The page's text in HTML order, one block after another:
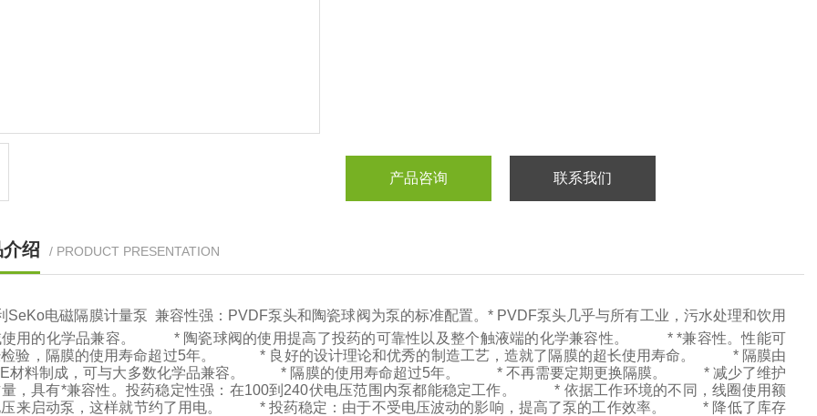
产品咨询 联系我们
绍 / PRODUCT PRESENTATION
SeKo电磁隔膜计量泵 兼容性强：PVDF泵头和陶瓷球阀为泵的标准配置。* PVDF泵头几乎与所有工业，污水处理和饮用
使用的化学品兼容。 * 陶瓷球阀的使用提高了投药的可靠性以及整个触液端的化学兼容性。 * *兼容性。性能可
检验，隔膜的使用寿命超过5年。 * 良好的设计理论和优秀的制造工艺，造就了隔膜的超长使用寿命。 * 隔膜由
材料制成，可与大多数化学品兼容。 * 隔膜的使用寿命超过5年。 * 不再需要定期更换隔膜。 * 减少了维护
量，具有*兼容性。投药稳定性强：在100到240伏电压范围内泵都能稳定工作。 * 依据工作环境的不同，线圈使用额
压来启动泵，这样就节约了用电。 * 投药稳定：由于不受电压波动的影响，提高了泵的工作效率。 * 降低了库存